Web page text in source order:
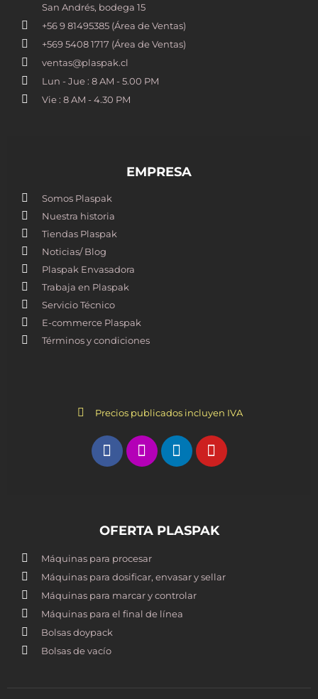
San Andrés, bodega 15
+56 9 81495385 (Área de Ventas)
+569 5408 1717 (Área de Ventas)
ventas@plaspak.cl
Lun - Jue : 8 AM - 5.00 PM
Vie : 8 AM - 4.30 PM
EMPRESA
Somos Plaspak
Nuestra historia
Tiendas Plaspak
Noticias/ Blog
Plaspak Envasadora
Trabaja en Plaspak
Servicio Técnico
E-commerce Plaspak
Términos y condiciones
Precios publicados incluyen IVA
OFERTA PLASPAK
Máquinas para procesar
Máquinas para dosificar, envasar y sellar
Máquinas para marcar y controlar
Máquinas para el final de línea
Bolsas doypack
Bolsas de vacío